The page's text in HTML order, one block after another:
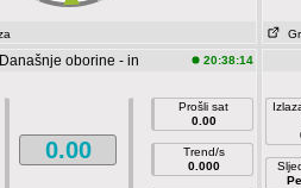
Današnje oborine - in 20:38:14
0.00
Prošli sat
0.00
Trend/s
0.000